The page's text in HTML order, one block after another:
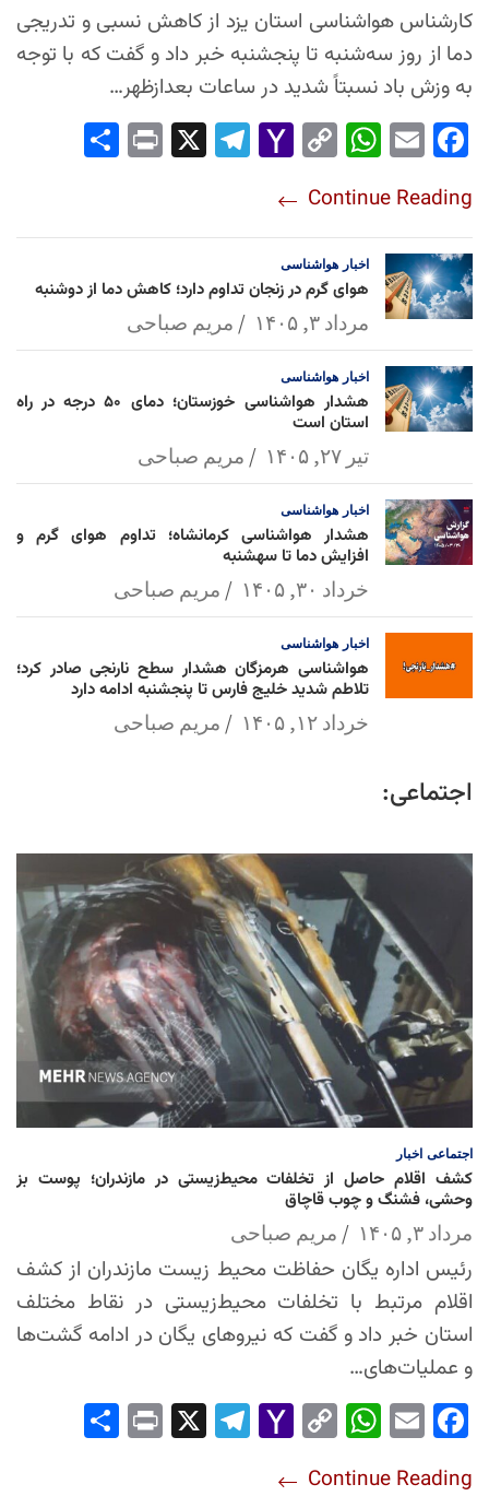
کارشناس هواشناسی استان یزد از کاهش نسبی و تدریجی
دما از روز سه‌شنبه تا پنجشنبه خبر داد و گفت که با توجه
به وزش باد نسبتاً شدید در ساعات بعدازظهر…
Fac
ok
Em
Wh
Ap
p
Co
Lin
k
Yah
l
Tel
Pri
Continue Reading
اخبار هواشناسی
هوای گرم در زنجان تداوم دارد؛ کاهش دما از دوشنبه
مرداد ۳, ۱۴۰۵ مریم صباحی
اخبار هواشناسی
هشدار هواشناسی خوزستان؛ دمای ۵۰ درجه در راه
استان است
تیر ۲۷, ۱۴۰۵ مریم صباحی
اخبار هواشناسی
هشدار هواشناسی کرمانشاه؛ تداوم هوای گرم و
افزایش دما تا سهشنبه
خرداد ۳۰, ۱۴۰۵ مریم صباحی
اخبار هواشناسی
هواشناسی هرمزگان هشدار سطح نارنجی صادر کرد؛
تلاطم شدید خلیج فارس تا پنجشنبه ادامه دارد
خرداد ۱۲, ۱۴۰۵ مریم صباحی
اجتماعی:
اجتماعی اخبار
کشف اقلام حاصل از تخلفات محیط‌زیستی در مازندران؛ پوست بز
وحشی، فشنگ و چوب قاچاق
مرداد ۳, ۱۴۰۵ مریم صباحی
رئیس اداره یگان حفاظت محیط زیست مازندران از کشف
اقلام مرتبط با تخلفات محیط‌زیستی در نقاط مختلف
استان خبر داد و گفت که نیروهای یگان در ادامه گشت‌ها
و عملیات‌های…
Fac
Em
Wh
Co
Yah
Tel
Pri
Continue Reading